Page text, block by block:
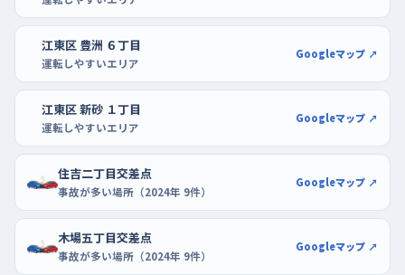
ルを回す量と車の動き方の関係を体で覚えられます。慣れてきた
らイトーヨーカドー北砂店のように、来店客の出入りがある場所
江東区 豊洲 ６丁目
運転しやすいエリア
Googleマップ ↗
江東区 新砂 １丁目
運転しやすいエリア
Googleマップ ↗
住吉二丁目交差点
事故が多い場所（2024年 9件）
Googleマップ ↗
木場五丁目交差点
事故が多い場所（2024年 9件）
Googleマップ ↗